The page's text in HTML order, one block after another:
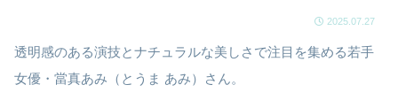
2025.07.27
透明感のある演技とナチュラルな美しさで注目を集める若手
女優・當真あみ（とうま あみ）さん。